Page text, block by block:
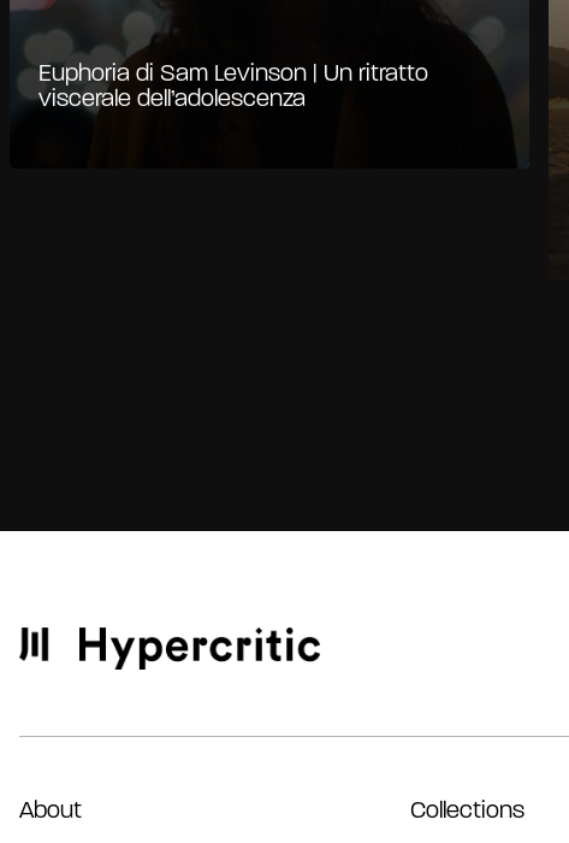
Euphoria di Sam Levinson | Un ritratto
viscerale dell’adolescenza
About Collections